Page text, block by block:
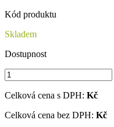
Kód produktu
Skladem
Dostupnost
Celková cena s DPH: Kč
Celková cena bez DPH: Kč